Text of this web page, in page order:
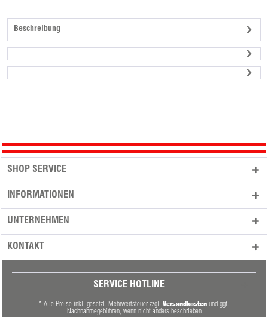
Beschreibung
SHOP SERVICE
INFORMATIONEN
UNTERNEHMEN
KONTAKT
SERVICE HOTLINE
* Alle Preise inkl. gesetzl. Mehrwertsteuer zzgl. Versandkosten und ggf.
Nachnahmegebühren, wenn nicht anders beschrieben